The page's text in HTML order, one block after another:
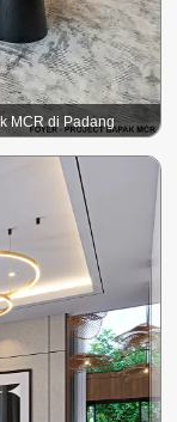
MCR di Padang